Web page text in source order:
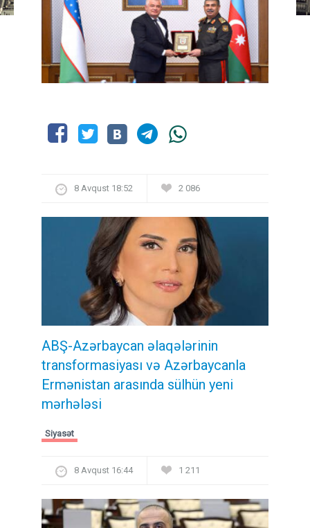
8 Avqust 18:52 2 086
ABŞ-Azərbaycan əlaqələrinin
transformasiyası və Azərbaycanla
Ermənistan arasında sülhün yeni
mərhələsi
Siyasət
8 Avqust 16:44 1 211